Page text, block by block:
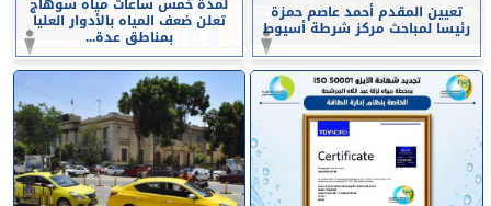
تعيين المقدم أحمد عاصم حمزة
رئيسا لمباحث مركز شرطة أسيوط تعلن ضعف المياه بالأدوار العليا
بمناطق عدة...